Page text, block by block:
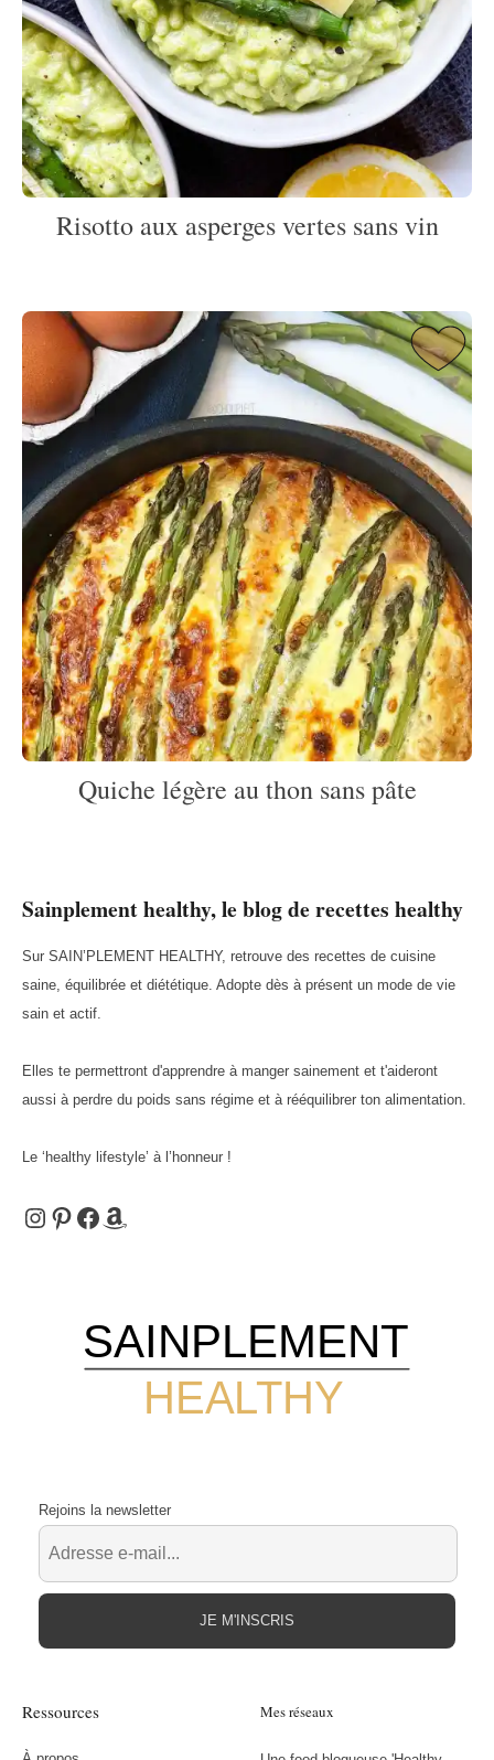
Risotto aux asperges vertes sans vin
Quiche légère au thon sans pâte
Sainplement healthy, le blog de recettes healthy
Sur SAIN’PLEMENT HEALTHY, retrouve des recettes de cuisine
saine, équilibrée et diététique. Adopte dès à présent un mode de vie
sain et actif.
Elles te permettront d'apprendre à manger sainement et t'aideront
aussi à perdre du poids sans régime et à rééquilibrer ton alimentation.
Le ‘healthy lifestyle’ à l’honneur !
Instagram
Pinterest
Facebook
Amazon
HEALTHY
SAINPLEMENT
Ressources Mes réseaux
Rejoins la newsletter
JE M'INSCRIS